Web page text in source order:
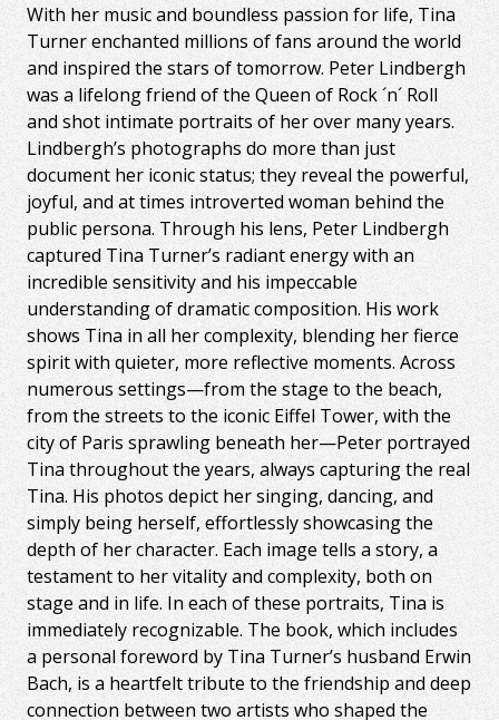
With her music and boundless passion for life, Tina
Turner enchanted millions of fans around the world
and inspired the stars of tomorrow. Peter Lindbergh
was a lifelong friend of the Queen of Rock ´n´ Roll
and shot intimate portraits of her over many years.
Lindbergh’s photographs do more than just
document her iconic status; they reveal the powerful,
joyful, and at times introverted woman behind the
public persona. Through his lens, Peter Lindbergh
captured Tina Turner’s radiant energy with an
incredible sensitivity and his impeccable
understanding of dramatic composition. His work
shows Tina in all her complexity, blending her fierce
spirit with quieter, more reflective moments. Across
numerous settings—from the stage to the beach,
from the streets to the iconic Eiffel Tower, with the
city of Paris sprawling beneath her—Peter portrayed
Tina throughout the years, always capturing the real
Tina. His photos depict her singing, dancing, and
simply being herself, effortlessly showcasing the
depth of her character. Each image tells a story, a
testament to her vitality and complexity, both on
stage and in life. In each of these portraits, Tina is
immediately recognizable. The book, which includes
a personal foreword by Tina Turner’s husband Erwin
Bach, is a heartfelt tribute to the friendship and deep
connection between two artists who shaped the